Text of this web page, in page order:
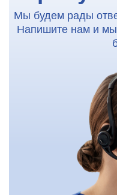
Мы будем рады
Напишите нам и